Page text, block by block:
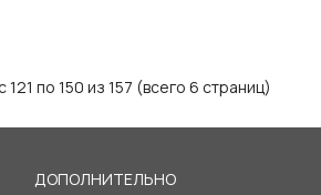
121 по 150 из 157 (всего 6 страниц)
ДОПОЛНИТЕЛЬНО